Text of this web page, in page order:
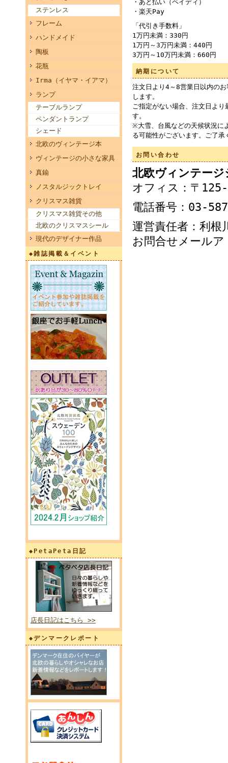
ステンレス
フレーム
ハンドメイド
陶板
花瓶
Irma（イヤマ・イアマ）
ランプ
テーブルランプ
ペンダントランプ
シェード
北欧のヴィンテージ本
ヴィンテージの小さな家具
真鍮
ノスタルジックトレイ
クリスマス雑貨
クリスマス雑貨その他
北欧のクリスマスシール
現代のデザイナー作品
◆雑誌掲載＆イベント
◆PetaPeta日記
店長日記はこちら >>
◆デンマークレポート
・あと払い（ペイディ）
・楽天Pay
「代引き手数料」
1万円未満：330円
1万円～3万円未満：440円
3万円～10万円未満：660円
納期について
注文日より4～8営業日以内の
します。
ご指定がない場合、注文日より
す。
※大雪、台風などの天候状況に
る可能性がございます。ご了承
お問い合わせ
北欧ヴィンテー
オフィス：〒
電話番号：03-
運営責任者：利
お問合せメールア